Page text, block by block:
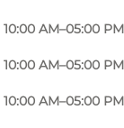
10:00 AM–05:00 PM
10:00 AM–05:00 PM
10:00 AM–05:00 PM